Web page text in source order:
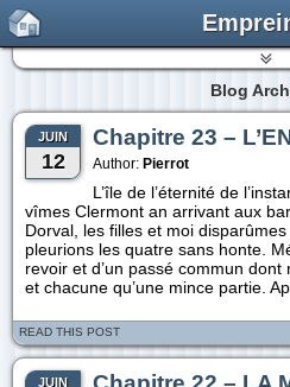
Blog
JUIN
12
Chapitre 23 –
Author: Pierrot
L’île de l’éternité de
vîmes Clermont an arrivant aux
Dorval, les filles et moi
pleurions les quatre sans honte.
revoir et d’un passé commun
et chacune qu’une mince partie.
READ THIS POST
JUIN